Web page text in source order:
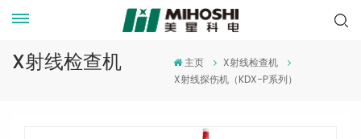
X射线检查机 主页
X射线检查机
X射线探伤机（KDX-P系列）